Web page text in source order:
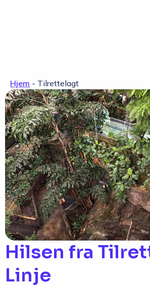
Hjem - Tilrettelagt
Hilsen fra
Linje